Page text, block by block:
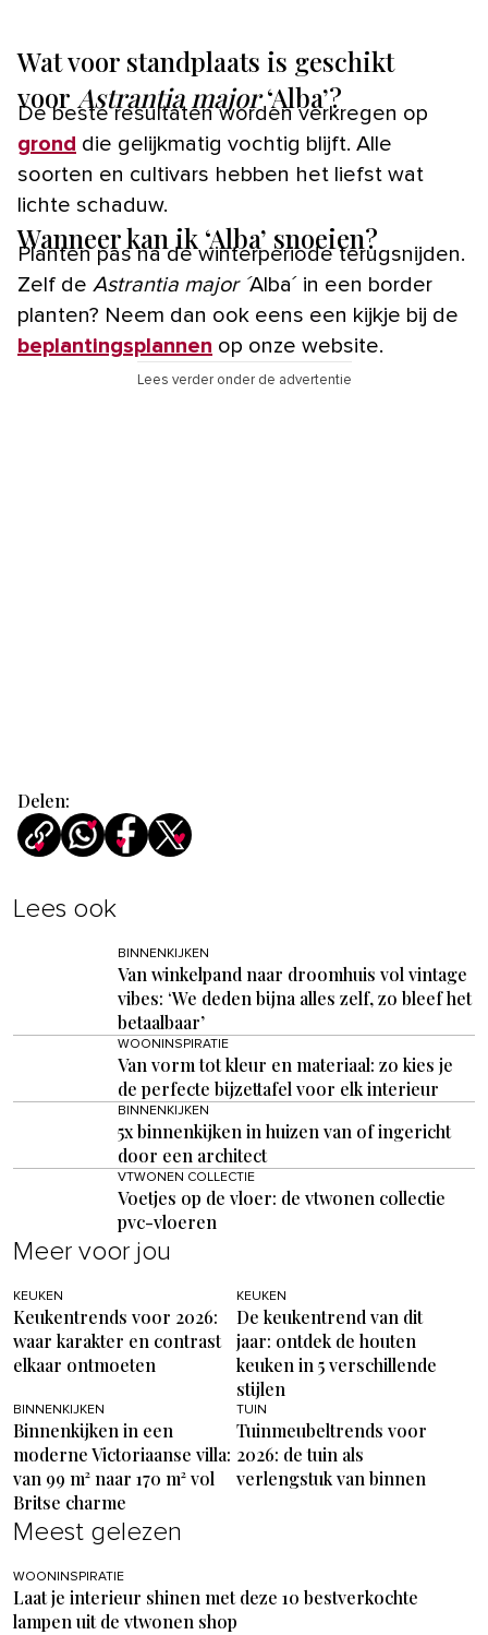
Wat voor standplaats is geschikt
voor Astrantia major‘Alba’?
De beste resultaten worden verkregen op
grond die gelijkmatig vochtig blijft. Alle
soorten en cultivars hebben het liefst wat
lichte schaduw.
Wanneer kan ik ‘Alba’ snoeien?
Planten pas na de winterperiode terugsnijden.
Zelf de Astrantia major ´Alba´ in een border
planten? Neem dan ook eens een kijkje bij de
beplantingsplannen op onze website.
Lees verder onder de advertentie
Delen:
Lees ook
BINNENKIJKEN
Van winkelpand naar droomhuis vol vintage
vibes: ‘We deden bijna alles zelf, zo bleef het
betaalbaar’
WOONINSPIRATIE
Van vorm tot kleur en materiaal: zo kies je
de perfecte bijzettafel voor elk interieur
BINNENKIJKEN
5x binnenkijken in huizen van of ingericht
door een architect
VTWONEN COLLECTIE
Voetjes op de vloer: de vtwonen collectie
pvc-vloeren
Meer voor jou
KEUKEN
Keukentrends voor 2026:
waar karakter en contrast
elkaar ontmoeten
KEUKEN
De keukentrend van dit
jaar: ontdek de houten
keuken in 5 verschillende
stijlen
BINNENKIJKEN
Binnenkijken in een
moderne Victoriaanse villa:
van 99 m² naar 170 m² vol
Britse charme
TUIN
Tuinmeubeltrends voor
2026: de tuin als
verlengstuk van binnen
Meest gelezen
WOONINSPIRATIE
Laat je interieur shinen met deze 10 bestverkochte
lampen uit de vtwonen shop